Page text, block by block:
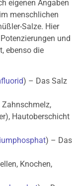
eigenen Angaben
menschlichen
Salze. Hier
und
ebenso die
) – Das Salz
Zahnschmelz,
Hautoberschicht
) – Das
Knochen,